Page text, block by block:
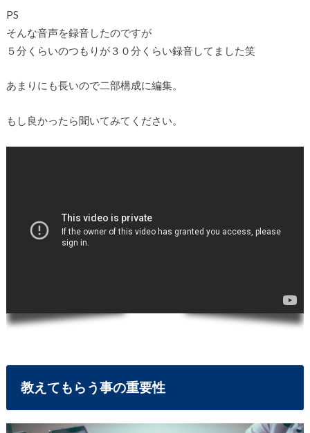
PS
そんな音声を録音したのですが
５分くらいのつもりが３０分くらい録音してました笑
あまりにも長いので二部構成に編集。
もし良かったら聞いてみてください。
教えてもらう事の重要性